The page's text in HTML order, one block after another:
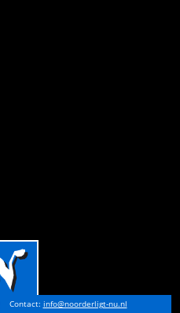
Contact: info@noorderligt-nu.nl